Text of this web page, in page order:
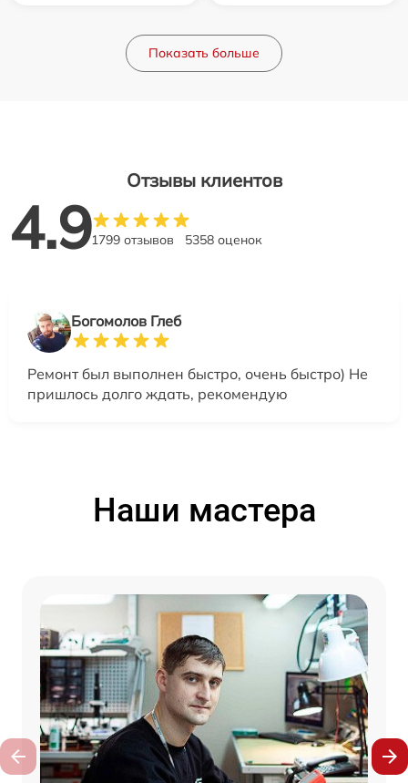
Показать больше
Отзывы клиентов
4.91799 отзывов 5358 оценок
Богомолов Глеб
Ремонт был выполнен быстро, очень быстро) Не
пришлось долго ждать, рекомендую
Наши мастера